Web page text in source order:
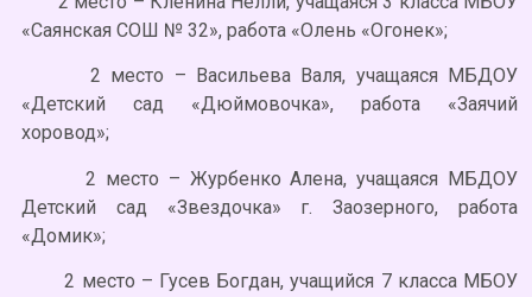
«Саянская СОШ № 32», работа «Олень «Огонек»;
2 место – Васильева Валя, учащаяся МБДОУ
«Детский сад «Дюймовочка», работа «Заячий
хоровод»;
2 место – Журбенко Алена, учащаяся МБДОУ
Детский сад «Звездочка» г. Заозерного, работа
«Домик»;
2 место – Гусев Богдан, учащийся 7 класса МБОУ